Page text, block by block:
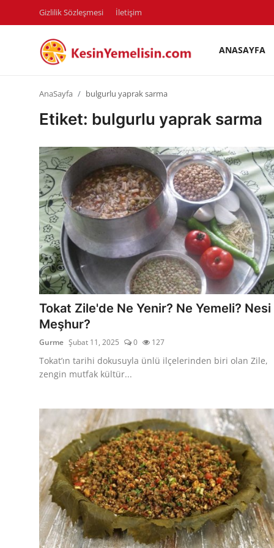
Gizlilik Sözleşmesi İletişim
ANASAYFA
Diyet & Sağlıklı Beslenme
İletişim
Şehirler
Helal Gıda & Dini Hükümler
Gıda Güvenliği & Bilimi
Kalori & Diyet Rehberi
Mutfak Püf Noktaları & İpuçları
Mekan & Lezzet Rotaları
Temel Gıda ve Ürün Rehberleri
Yöresel Tarifler & Ev Yemekleri
Gıda Güvenliği & Sağlık
İçecek Kültürü & Rehberleri
Popüler Kültür & Mutfak Tarihi
Mutfak Temizliği & Pratik Bilgiler
AnaSayfa bulgurlu yaprak sarma
Etiket: bulgurlu yaprak sarma
Tokat Zile'de Ne Yenir? Ne Yemeli? Nesi
Meşhur?
Gurme Şubat 11, 2025 0 127
Tokat’ın tarihi dokusuyla ünlü ilçelerinden biri olan Zile,
zengin mutfak kültür...